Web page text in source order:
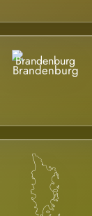
Brandenburg